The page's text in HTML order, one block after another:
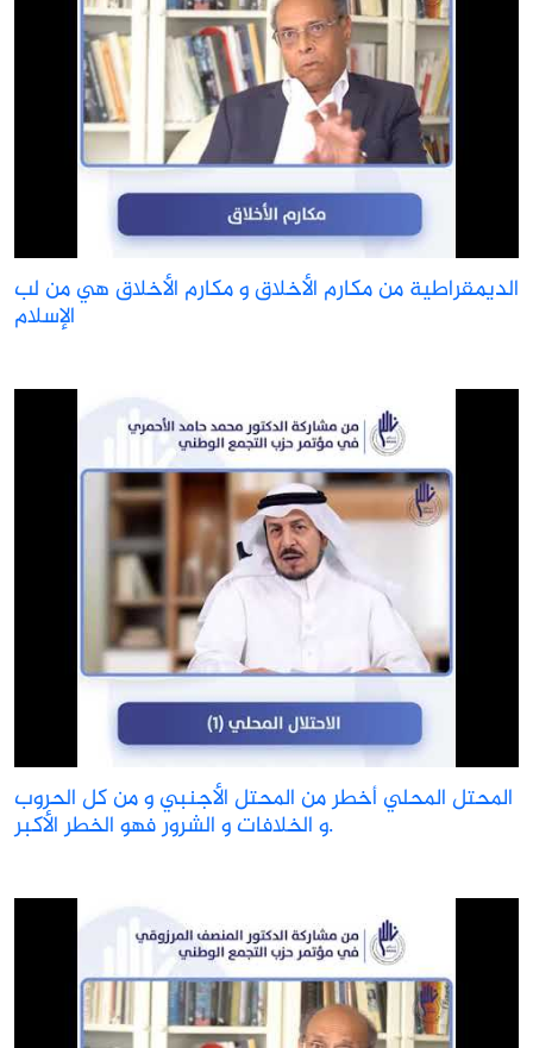
الديمقراطية من مكارم الأخلاق و مكارم الأخلاق هي من لب
الإسلام
المحتل المحلي أخطر من المحتل الأجنبي و من كل الحروب
و الخلافات و الشرور فهو الخطر الأكبر.